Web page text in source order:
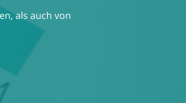
als auch von